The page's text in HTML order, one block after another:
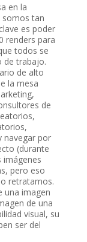
en la
somos tan
es poder
renders para
todos se
de trabajo.
de alto
la mesa
de
navegar por
(durante
imágenes
pero eso
retratamos.
una imagen
de una
visual, su
ser del